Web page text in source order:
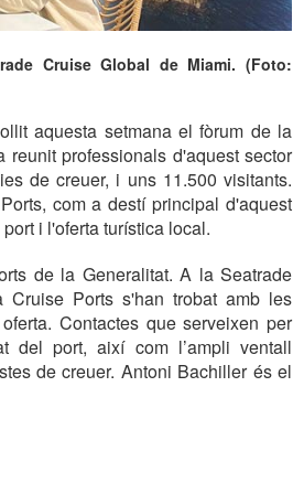
Cruise Global de Miami. (Foto:
aquesta setmana el fòrum de la
professionals d'aquest sector
de creuer, i uns 11.500 visitants.
com a destí principal d'aquest
i l'oferta turística local.
de la Generalitat. A la Seatrade
Cruise Ports s'han trobat amb les
Contactes que serveixen per
del port, així com l’ampli ventall
de creuer. Antoni Bachiller és el